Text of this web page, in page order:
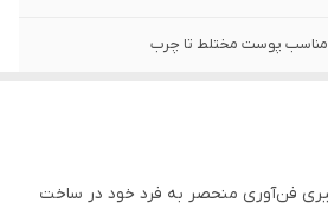
مناسب پوست مختلط تا چرب
فن‌آوری منحصر به فرد خود در ساخت